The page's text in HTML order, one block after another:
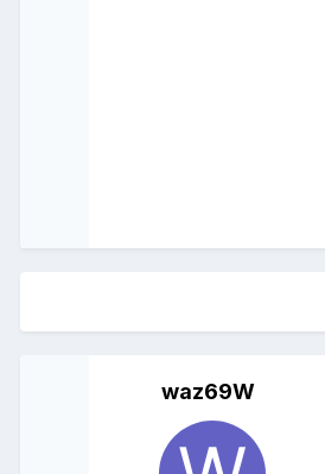
waz69W